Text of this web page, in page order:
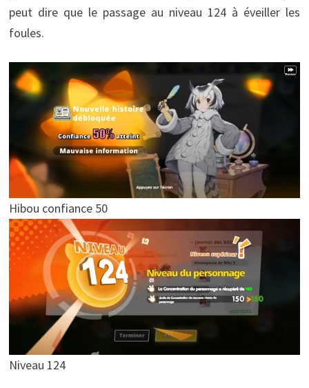
peut dire que le passage au niveau 124 à éveiller les
foules.
Hibou confiance 50
Niveau 124